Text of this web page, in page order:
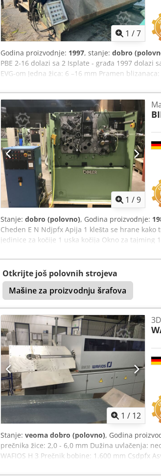
1 /7
Godina proizvodnje: 1997, stanje: dobro
PBE 2-16 dolazi sa 2 Isplate - građa 1997
EVG-om Jedna žica: 6 –16 mm Pramen
1 /9
Stanje: dobro (polovno), Godina proizvodnje:
Cheden E N Ndjpfx Apija 1 klešta se hrane
jedinice za kočije 1 uska kočija Okno za tajming
trake: do 60 mm Dužina feeda: do 270 mm Izlaz:
Otkrijte još polovnih strojeva
Mašine za proizvodnju šrafova
1 / 12
Stanje: veoma dobro (polovno), Godina
prečnika žice: 2,0 - 6,0 mm Dužina uvlačenja:
WAFIOS H 3 Prečnik bobine: 1.600 mm Csdpfx